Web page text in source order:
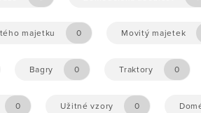
majetku 0 Movitý majetek
Bagry 0 Traktory 0
0 Užitné vzory 0